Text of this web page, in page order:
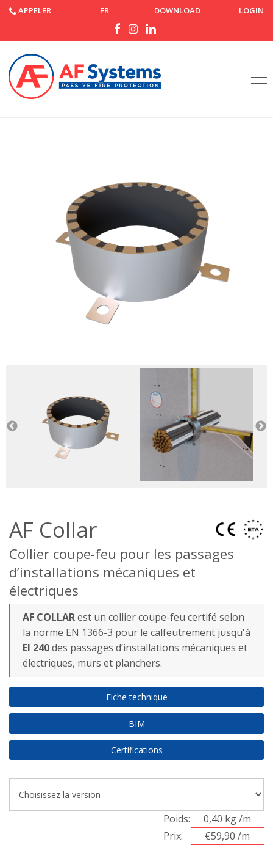
APPELER FR DOWNLOAD LOGIN
Accueil
AF Collar
Collier coupe-feu pour les passages
d’installations mécaniques et
électriques
AF COLLARest un collier coupe-feu certifé selon
la norme EN 1366-3 pour le calfeutrement jusqu'à
EI 240des passages d’installations mécaniques et
électriques, murs et planchers.
Fiche technique
BIM
Certifications
Poids:
0,40 kg /m
Prix:
€59,90 /m